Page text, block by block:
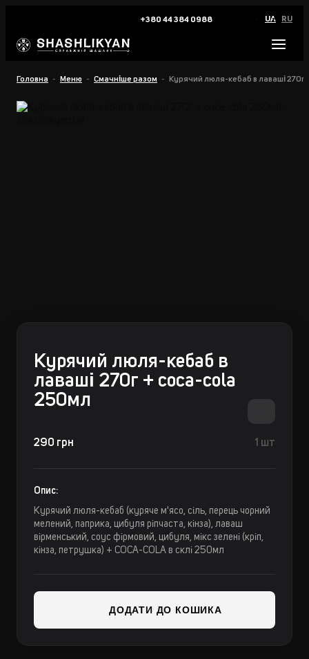
+380 44 384 0988 UA RU
Головна Меню Смачніше разом Курячий люля-кебаб в лаваші
Курячий люля-кебаб в
лаваші 270г + coca-cola
250мл
290 грн 1 шт
Опис:
Курячий люля-кебаб (куряче м'ясо, сіль, перець чорний
мелений, паприка, цибуля ріпчаста, кінза), лаваш
вірменський, соус фірмовий, цибуля, мікс зелені (кріп,
кінза, петрушка) + COCA-COLA в склі 250мл
ДОДАТИ ДО КОШИКА